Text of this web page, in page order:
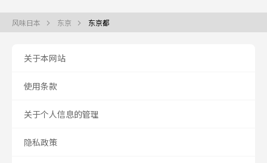
风味日本 东京 东京都
关于本网站
使用条款
关于个人信息的管理
隐私政策